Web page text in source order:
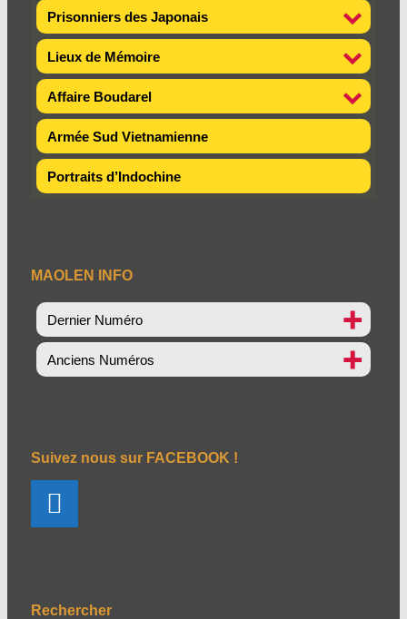
Prisonniers des Japonais
Lieux de Mémoire
Affaire Boudarel
Armée Sud Vietnamienne
Portraits d’Indochine
MAOLEN INFO
Dernier Numéro
Anciens Numéros
Suivez nous sur FACEBOOK !
Rechercher